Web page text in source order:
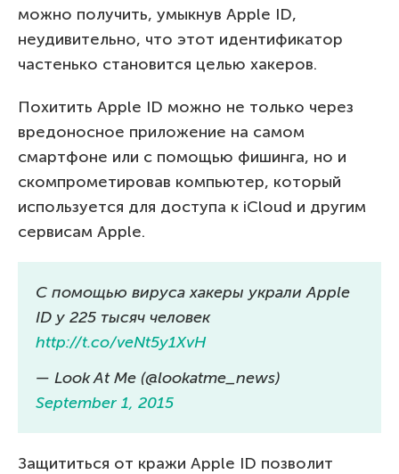
можно получить, умыкнув Apple ID,
неудивительно, что этот идентификатор
частенько становится целью хакеров.
Похитить Apple ID можно не только через
вредоносное приложение на самом
смартфоне или с помощью фишинга, но и
скомпрометировав компьютер, который
используется для доступа к iCloud и другим
сервисам Apple.
С помощью вируса хакеры украли Apple
ID у 225 тысяч человек
http://t.co/veNt5y1XvH
— Look At Me (@lookatme_news)
September 1, 2015
Защититься от кражи Apple ID позволит